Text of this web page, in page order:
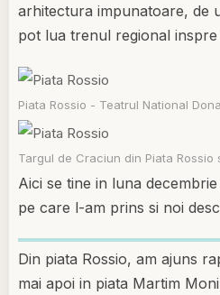
arhitectura impunatoare, de
pot lua trenul regional inspre
Piata Rossio - Teatrul National
Targul de Craciun din Piata Rossio
Aici se tine in luna
pe care l-am prins si noi
Din piata Rossio, am ajuns
mai apoi in piata Martim